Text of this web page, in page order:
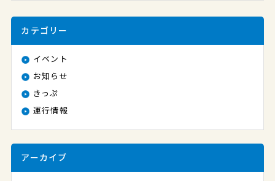
カテゴリー
イベント
お知らせ
きっぷ
運行情報
アーカイブ